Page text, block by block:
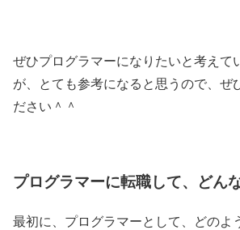
ぜひプログラマーになりたいと考えて
が、とても参考になると思うので、ぜ
ださい＾＾
プログラマーに転職して、どん
最初に、プログラマーとして、どのよ